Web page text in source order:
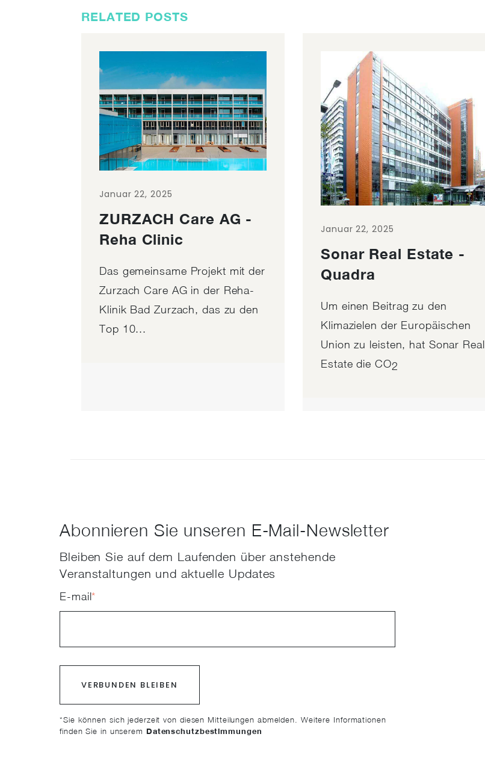
RELATED POSTS
Januar 22, 2025
ZURZACH Care AG -
Reha Clinic
Das gemeinsame Projekt mit der
Zurzach Care AG in der Reha-
Klinik Bad Zurzach, das zu den
Top 10...
Januar 22, 2025
Sonar Real Estate -
Quadra
Um einen Beitrag zu den
Klimazielen der Europäischen
Union zu leisten, hat Sonar Real
Estate die CO2
Abonnieren Sie unseren E-Mail-Newsletter
Bleiben Sie auf dem Laufenden über anstehende
Veranstaltungen und aktuelle Updates
E-mail*
*Sie können sich jederzeit von diesen Mitteilungen abmelden. Weitere Informationen
finden Sie in unserem Datenschutzbestimmungen